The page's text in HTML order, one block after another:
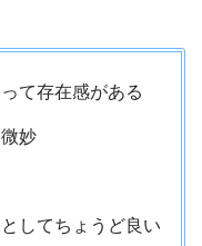
て存在感がある
妙
してちょうど良い